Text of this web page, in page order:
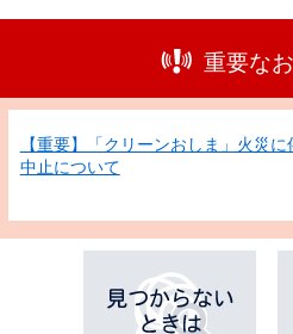
重要な
【重要】「クリーンおしま」火災
中止について